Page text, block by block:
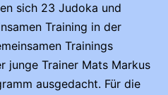
sich 23 Judoka und
Training in der
Trainings
junge Trainer Mats Markus
ausgedacht. Für die